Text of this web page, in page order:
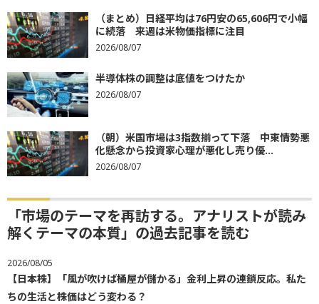
（まとめ）日経平均は76円安の65,606円で小幅
に続落 来週は米物価指標に注目
2026/08/07
半導体株の調整は底値をつけたか
2026/08/07
（朝）米国市場は3指数揃って下落 中東情勢悪
化懸念から投資家心理が悪化し売り優...
2026/08/07
「市場のテーマを再訪する。アナリストが読み
解くテーマの本質」の過去記事を読む
2026/08/05
【日本株】「風が吹けば桶屋が儲かる」金利上昇の連鎖反応。私た
ちの生活と株価はどう変わる？